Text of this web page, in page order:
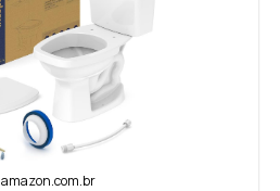
amazon.com.br